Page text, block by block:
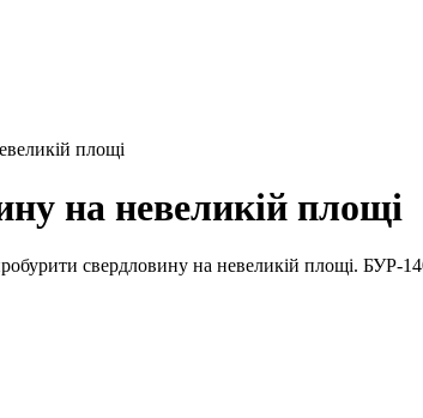
площі
на невеликій площі
свердловину на невеликій площі. БУР-